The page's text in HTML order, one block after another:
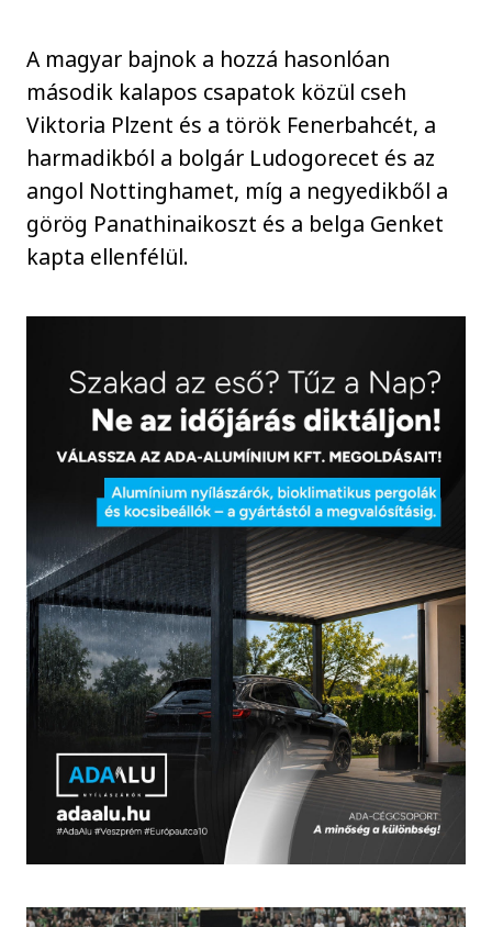
A magyar bajnok a hozzá hasonlóan
második kalapos csapatok közül cseh
Viktoria Plzent és a török Fenerbahcét, a
harmadikból a bolgár Ludogorecet és az
angol Nottinghamet, míg a negyedikből a
görög Panathinaikoszt és a belga Genket
kapta ellenfélül.